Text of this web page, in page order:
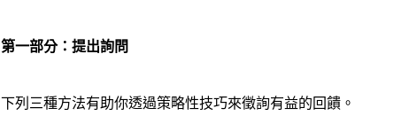
第一部分：提出詢問
下列三種方法有助你透過策略性技巧來徵詢有益的回饋。